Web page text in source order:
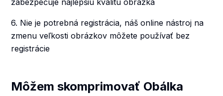
zabezpečuje najlepšiu kvalitu obrázka
6. Nie je potrebná registrácia, náš online nástroj na
zmenu veľkosti obrázkov môžete používať bez
registrácie
Môžem skomprimovať Obálka